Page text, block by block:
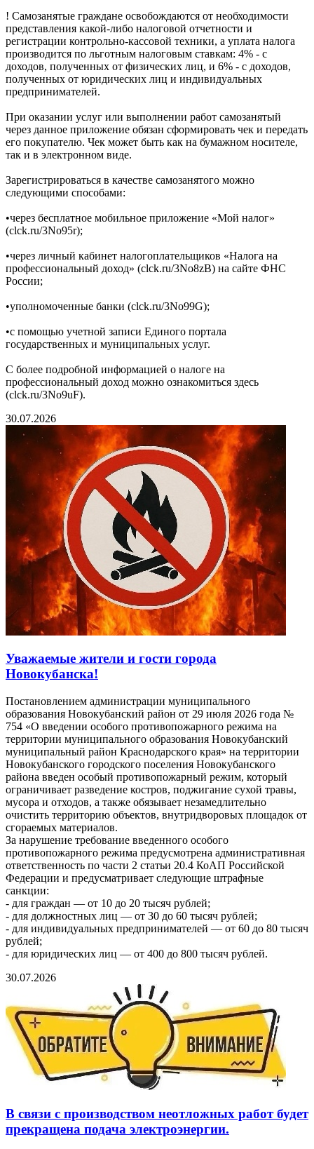
! Самозанятые граждане освобождаются от необходимости
представления какой-либо налоговой отчетности и
регистрации контрольно-кассовой техники, а уплата налога
производится по льготным налоговым ставкам: 4% - с
доходов, полученных от физических лиц, и 6% - с доходов,
полученных от юридических лиц и индивидуальных
предпринимателей.
При оказании услуг или выполнении работ самозанятый
через данное приложение обязан сформировать чек и передать
его покупателю. Чек может быть как на бумажном носителе,
так и в электронном виде.
Зарегистрироваться в качестве самозанятого можно
следующими способами:
•через бесплатное мобильное приложение «Мой налог»
(clck.ru/3No95r);
•через личный кабинет налогоплательщиков «Налога на
профессиональный доход» (clck.ru/3No8zB) на сайте ФНС
России;
•уполномоченные банки (clck.ru/3No99G);
•с помощью учетной записи Единого портала
государственных и муниципальных услуг.
С более подробной информацией о налоге на
профессиональный доход можно ознакомиться здесь
(clck.ru/3No9uF).
30.07.2026
Уважаемые жители и гости города
Новокубанска!
Постановлением администрации муниципального
образования Новокубанский район от 29 июля 2026 года №
754 «О введении особого противопожарного режима на
территории муниципального образования Новокубанский
муниципальный район Краснодарского края» на территории
Новокубанского городского поселения Новокубанского
района введен особый противопожарный режим, который
ограничивает разведение костров, поджигание сухой травы,
мусора и отходов, а также обязывает незамедлительно
очистить территорию объектов, внутридворовых площадок от
сгораемых материалов.
За нарушение требование введенного особого
противопожарного режима предусмотрена административная
ответственность по части 2 статьи 20.4 КоАП Российской
Федерации и предусматривает следующие штрафные
санкции:
- для граждан — от 10 до 20 тысяч рублей;
- для должностных лиц — от 30 до 60 тысяч рублей;
- для индивидуальных предпринимателей — от 60 до 80 тысяч
рублей;
- для юридических лиц — от 400 до 800 тысяч рублей.
30.07.2026
В связи с производством неотложных работ будет
прекращена подача электроэнергии.